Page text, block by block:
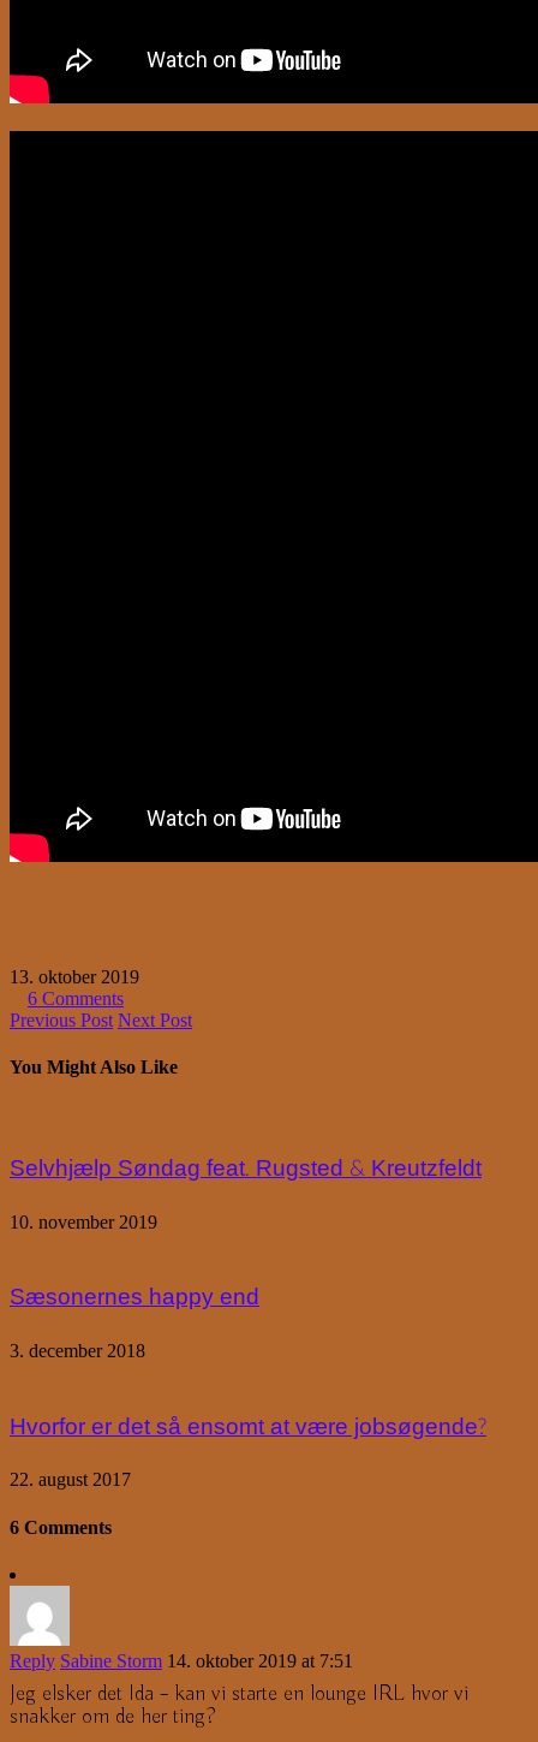
13. oktober 2019
6 Comments
Previous Post Next Post
You Might Also Like
Selvhjælp Søndag feat. Rugsted & Kreutzfeldt
10. november 2019
Sæsonernes happy end
3. december 2018
Hvorfor er det så ensomt at være jobsøgende?
22. august 2017
6 Comments
Reply Sabine Storm 14. oktober 2019 at 7:51
Jeg elsker det Ida – kan vi starte en lounge IRL hvor vi
snakker om de her ting?